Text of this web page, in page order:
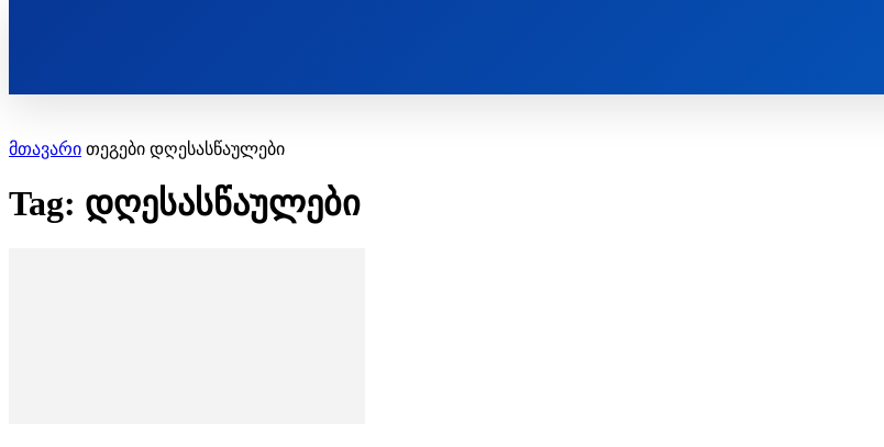
მთავარი თეგები დღესასწაულები
Tag: დღესასწაულები